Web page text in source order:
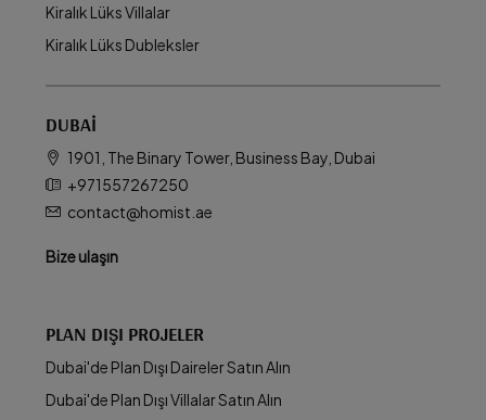
Kiralık Lüks Villalar
Kiralık Lüks Dubleksler
DUBAI
1901, The Binary Tower, Business Bay, Dubai
+971557267250
contact@homist.ae
Bize ulaşın
PLAN DIŞI PROJELER
Dubai'de Plan Dışı Daireler Satın Alın
Dubai'de Plan Dışı Villalar Satın Alın